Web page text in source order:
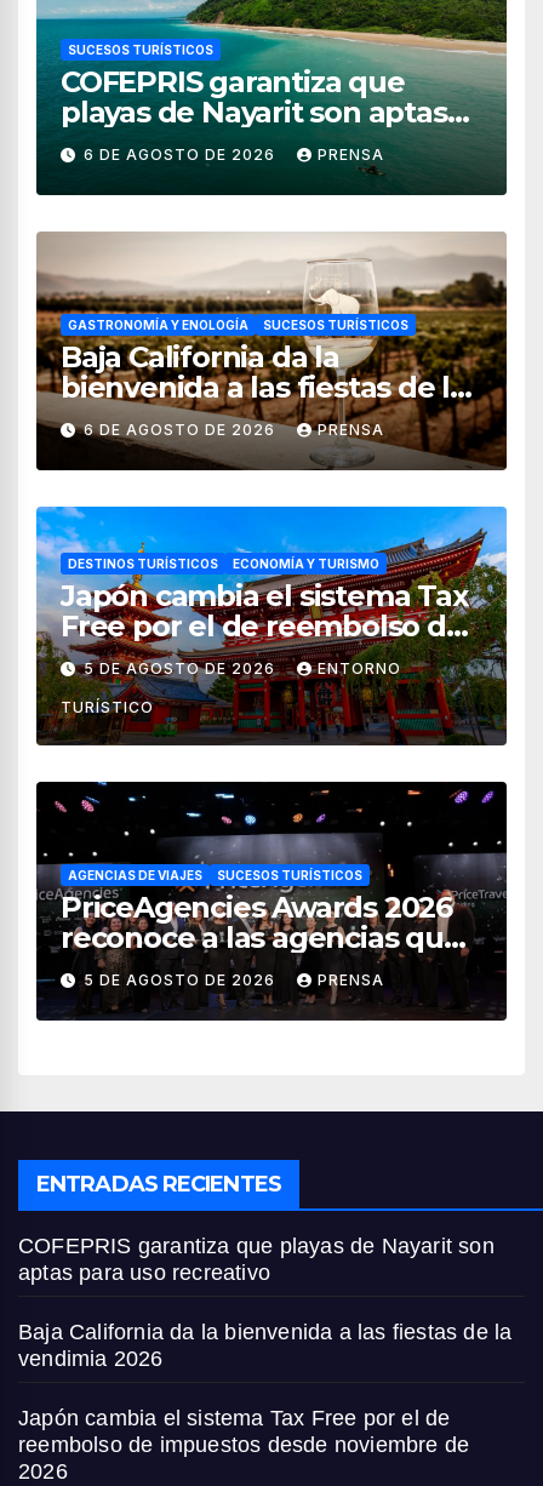
SUCESOS TURÍSTICOS
COFEPRIS garantiza que
playas de Nayarit son aptas
para uso recreativo
6 DE AGOSTO DE 2026 PRENSA
GASTRONOMÍA Y ENOLOGÍA SUCESOS TURÍSTICOS
Baja California da la
bienvenida a las fiestas de la
vendimia 2026
6 DE AGOSTO DE 2026 PRENSA
DESTINOS TURÍSTICOS ECONOMÍA Y TURISMO
Japón cambia el sistema Tax
Free por el de reembolso de
impuestos desde noviembre
de 2026
5 DE AGOSTO DE 2026 ENTORNO
TURÍSTICO
AGENCIAS DE VIAJES SUCESOS TURÍSTICOS
PriceAgencies Awards 2026
reconoce a las agencias que
impulsan el crecimiento del
turismo en México
5 DE AGOSTO DE 2026 PRENSA
ENTRADAS RECIENTES
COFEPRIS garantiza que playas de Nayarit son
aptas para uso recreativo
Baja California da la bienvenida a las fiestas de la
vendimia 2026
Japón cambia el sistema Tax Free por el de
reembolso de impuestos desde noviembre de
2026